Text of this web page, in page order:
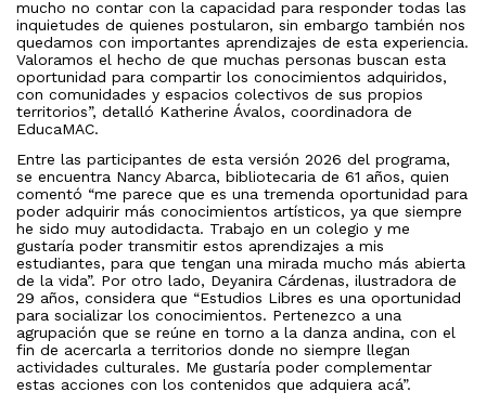
mucho no contar con la capacidad para responder todas las
inquietudes de quienes postularon, sin embargo también nos
quedamos con importantes aprendizajes de esta experiencia.
Valoramos el hecho de que muchas personas buscan esta
oportunidad para compartir los conocimientos adquiridos,
con comunidades y espacios colectivos de sus propios
territorios”, detalló Katherine Ávalos, coordinadora de
EducaMAC.
Entre las participantes de esta versión 2026 del programa,
se encuentra Nancy Abarca, bibliotecaria de 61 años, quien
comentó “me parece que es una tremenda oportunidad para
poder adquirir más conocimientos artísticos, ya que siempre
he sido muy autodidacta. Trabajo en un colegio y me
gustaría poder transmitir estos aprendizajes a mis
estudiantes, para que tengan una mirada mucho más abierta
de la vida”. Por otro lado, Deyanira Cárdenas, ilustradora de
29 años, considera que “Estudios Libres es una oportunidad
para socializar los conocimientos. Pertenezco a una
agrupación que se reúne en torno a la danza andina, con el
fin de acercarla a territorios donde no siempre llegan
actividades culturales. Me gustaría poder complementar
estas acciones con los contenidos que adquiera acá”.